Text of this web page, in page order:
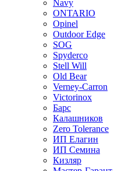
Navy
ONTARIO
Opinel
Outdoor Edge
SOG
Spyderco
Stell Will
Old Bear
Verney-Carron
Victorinox
Барс
Калашников
Zero Tolerance
ИП Елагин
ИП Семина
Кизляр